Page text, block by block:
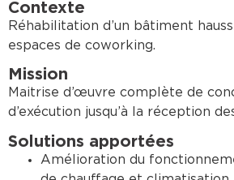
Contexte
Réhabilitation d’un bâtiment
espaces de coworking.
Mission
Maitrise d’œuvre complète de
d’exécution jusqu’à la réception
Solutions apportées
Amélioration du